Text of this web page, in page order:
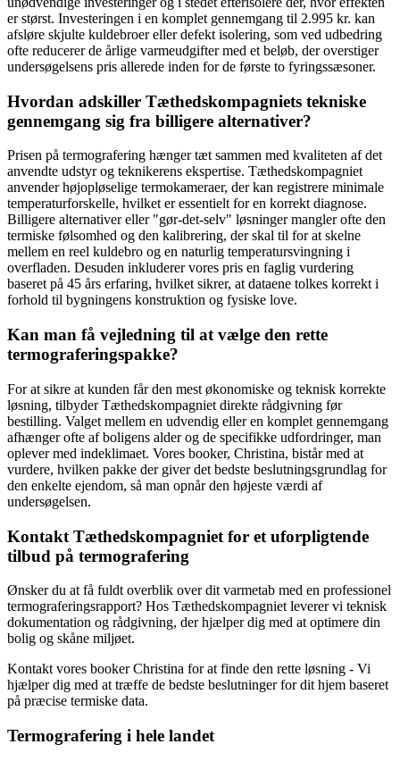
er størst. Investeringen i en komplet gennemgang til 2.995 kr. kan
afsløre skjulte kuldebroer eller defekt isolering, som ved udbedring
ofte reducerer de årlige varmeudgifter med et beløb, der overstiger
undersøgelsens pris allerede inden for de første to fyringssæsoner.
Hvordan adskiller Tæthedskompagniets tekniske
gennemgang sig fra billigere alternativer?
Prisen på termografering hænger tæt sammen med kvaliteten af det
anvendte udstyr og teknikerens ekspertise. Tæthedskompagniet
anvender højopløselige termokameraer, der kan registrere minimale
temperaturforskelle, hvilket er essentielt for en korrekt diagnose.
Billigere alternativer eller "gør-det-selv" løsninger mangler ofte den
termiske følsomhed og den kalibrering, der skal til for at skelne
mellem en reel kuldebro og en naturlig temperatursvingning i
overfladen. Desuden inkluderer vores pris en faglig vurdering
baseret på 45 års erfaring, hvilket sikrer, at dataene tolkes korrekt i
forhold til bygningens konstruktion og fysiske love.
Kan man få vejledning til at vælge den rette
termograferingspakke?
For at sikre at kunden får den mest økonomiske og teknisk korrekte
løsning, tilbyder Tæthedskompagniet direkte rådgivning før
bestilling. Valget mellem en udvendig eller en komplet gennemgang
afhænger ofte af boligens alder og de specifikke udfordringer, man
oplever med indeklimaet. Vores booker, Christina, bistår med at
vurdere, hvilken pakke der giver det bedste beslutningsgrundlag for
den enkelte ejendom, så man opnår den højeste værdi af
undersøgelsen.
Kontakt Tæthedskompagniet for et uforpligtende
tilbud på termografering
Ønsker du at få fuldt overblik over dit varmetab med en professionel
termograferingsrapport? Hos Tæthedskompagniet leverer vi teknisk
dokumentation og rådgivning, der hjælper dig med at optimere din
bolig og skåne miljøet.
Kontakt vores booker Christina for at finde den rette løsning - Vi
hjælper dig med at træffe de bedste beslutninger for dit hjem baseret
på præcise termiske data.
Termografering i hele landet